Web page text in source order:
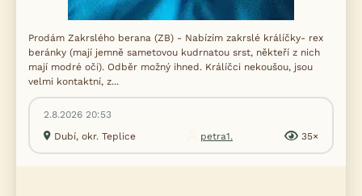
Prodám Zakrslého berana (ZB) - Nabízím zakrslé králíčky- rex
beránky (mají jemně sametovou kudrnatou srst, někteří z nich
mají modré oči). Odběr možný ihned. Králíčci nekoušou, jsou
velmi kontaktní, z...
2.8.2026 20:53
Dubí, okr. Teplice
petra1. 35×